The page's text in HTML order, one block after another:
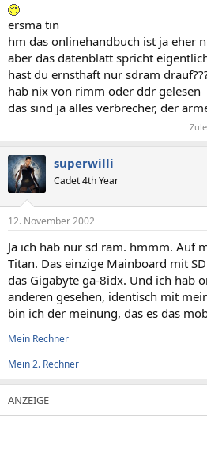
ersma tin
hm das onlinehandbuch ist ja eher
aber das datenblatt spricht
hast du ernsthaft nur sdram
hab nix von rimm oder ddr gelesen
das sind ja alles verbrecher, der
superwilli
Cadet 4th Year
12. November 2002
Ja ich hab nur sd ram. hmmm. Auf
Titan. Das einzige Mainboard mit
das Gigabyte ga-8idx. Und ich hab
anderen gesehen, identisch mit
bin ich der meinung, das es das
Mein Rechner
Mein 2. Rechner